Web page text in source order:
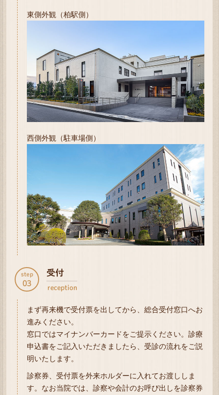
東側外観（柏駅側）
西側外観（駐車場側）
step
03
受付
reception
まず再来機で受付票を出してから、総合受付窓口へお
進みください。
窓口ではマイナンバーカードをご提示ください。診療
申込書をご記入いただきましたら、受診の流れをご説
明いたします。
診察券、受付票を外来ホルダーに入れてお渡ししま
す。なお当院では、診察や会計のお呼び出しを診察券